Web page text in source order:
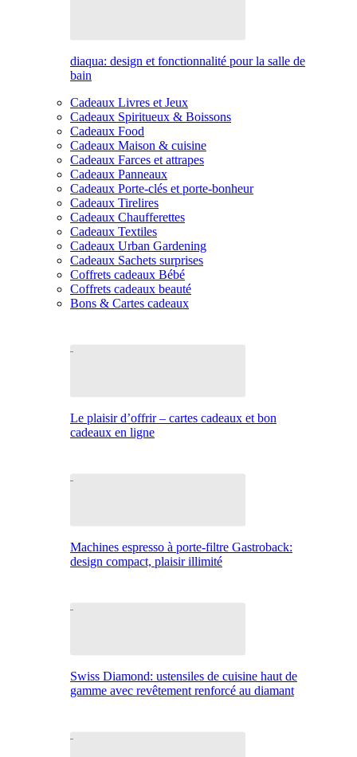
diaqua: design et fonctionnalité pour la salle de
bain
Cadeaux Livres et Jeux
Cadeaux Spiritueux & Boissons
Cadeaux Food
Cadeaux Maison & cuisine
Cadeaux Farces et attrapes
Cadeaux Panneaux
Cadeaux Porte-clés et porte-bonheur
Cadeaux Tirelires
Cadeaux Chaufferettes
Cadeaux Textiles
Cadeaux Urban Gardening
Cadeaux Sachets surprises
Coffrets cadeaux Bébé
Coffrets cadeaux beauté
Bons & Cartes cadeaux
Le plaisir d’offrir – cartes cadeaux et bon
cadeaux en ligne
Machines espresso à porte-filtre Gastroback:
design compact, plaisir illimité
Swiss Diamond: ustensiles de cuisine haut de
gamme avec revêtement renforcé au diamant